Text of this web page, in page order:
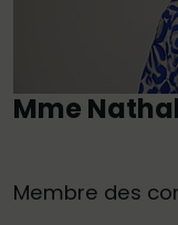
Mme
Membre des